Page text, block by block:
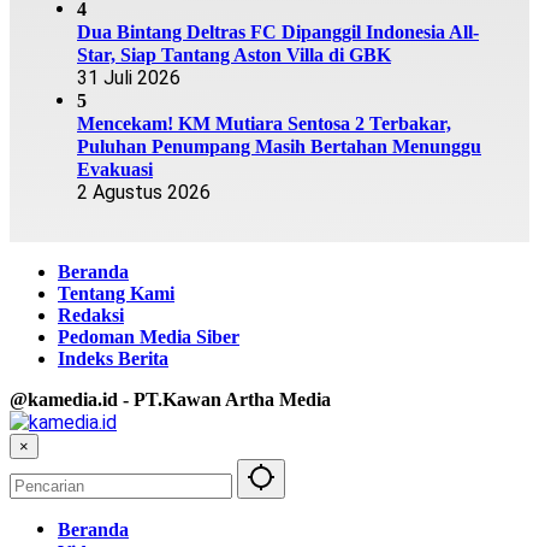
4
Dua Bintang Deltras FC Dipanggil Indonesia All-
Star, Siap Tantang Aston Villa di GBK
31 Juli 2026
5
Mencekam! KM Mutiara Sentosa 2 Terbakar,
Puluhan Penumpang Masih Bertahan Menunggu
Evakuasi
2 Agustus 2026
Beranda
Tentang Kami
Redaksi
Pedoman Media Siber
Indeks Berita
@kamedia.id - PT.Kawan Artha Media
×
Beranda